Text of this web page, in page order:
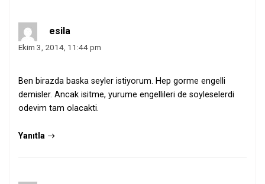
esila
Ekim 3, 2014, 11:44 pm
Ben birazda baska seyler istiyorum. Hep gorme engelli
demisler. Ancak isitme, yurume engellileri de soyleselerdi
odevim tam olacakti.
Yanıtla